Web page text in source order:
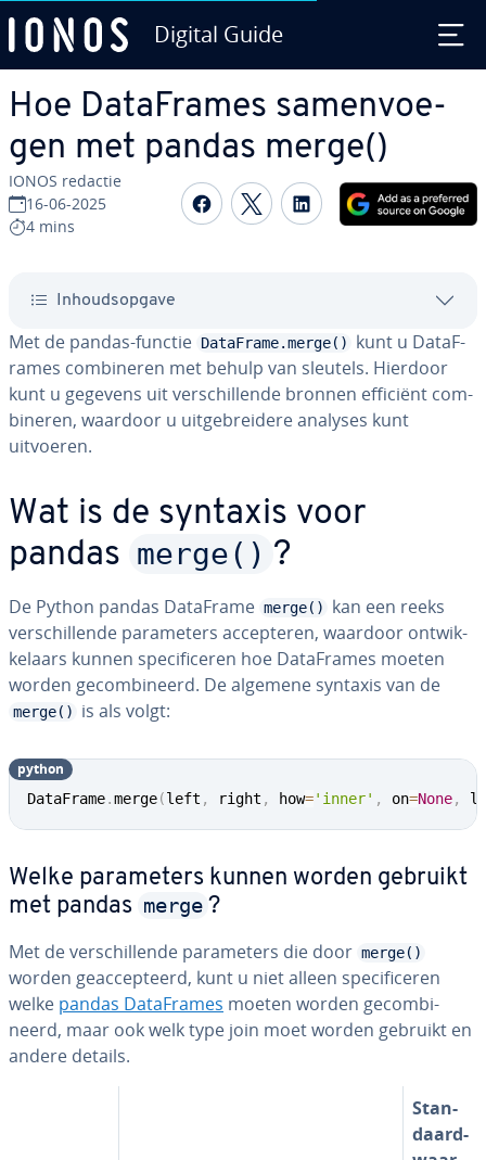
Digital Guide
Hoe Da­taF­ra­mes sa­men­voe­
gen met pandas merge()
IONOS redactie
16-06-2025
4 mins
Delen op Facebook
Delen op Twitter
Delen op
In­houds­op­ga­ve
Met de pandas-functie DataFrame.merge()
kunt u Da­taF­
ra­mes com­bi­ne­ren met behulp van sleutels. Hierdoor
kunt u gegevens uit ver­schil­len­de bronnen efficiënt com­
bi­ne­ren, waardoor u uit­ge­brei­de­re analyses kunt
uitvoeren.
Wat is de syntaxis voor
pandas merge() ?
De Python pandas DataFrame merge()
kan een reeks
ver­schil­len­de pa­ra­me­ters ac­cep­te­ren, waardoor ont­wik­
ke­laars kunnen spe­ci­fi­ce­ren hoe Da­taF­ra­mes moeten
worden ge­com­bi­neerd. De algemene syntaxis van de
merge() is als volgt:
DataFrame.merge(left , right , how='inner' , on=None,
python
Welke pa­ra­me­ters kunnen worden gebruikt
met pandas merge ?
Met de ver­schil­len­de pa­ra­me­ters die door merge()
worden ge­ac­cep­teerd, kunt u niet alleen spe­ci­fi­ce­ren
welke pandas Da­taF­ra­mes moeten worden ge­com­bi­
neerd, maar ook welk type join moet worden gebruikt en
andere details.
Stan­
daard­